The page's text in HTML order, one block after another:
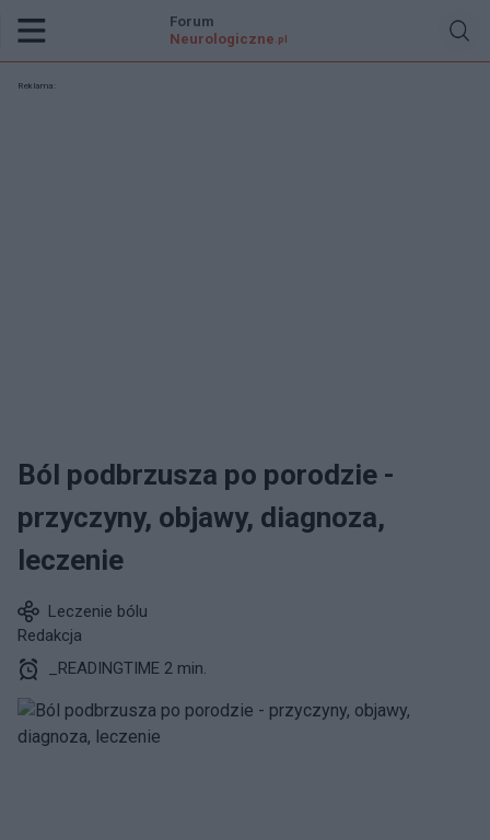
Forum
Neurologiczne .pl
Reklama:
Ból podbrzusza po porodzie -
przyczyny, objawy, diagnoza,
leczenie
Leczenie bólu
Redakcja
_READINGTIME 2 min.